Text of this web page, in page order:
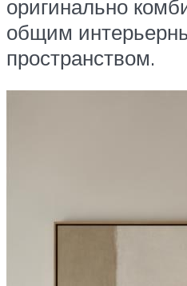
оригинально
общим
пространством.